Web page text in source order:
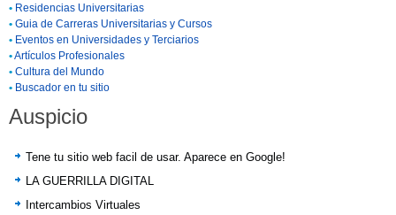
• Residencias Universitarias
• Guia de Carreras Universitarias y Cursos
• Eventos en Universidades y Terciarios
•Artículos Profesionales
• Cultura del Mundo
• Buscador en tu sitio
Auspicio
Tene tu sitio web facil de usar. Aparece en Google!
LA GUERRILLA DIGITAL
Intercambios Virtuales